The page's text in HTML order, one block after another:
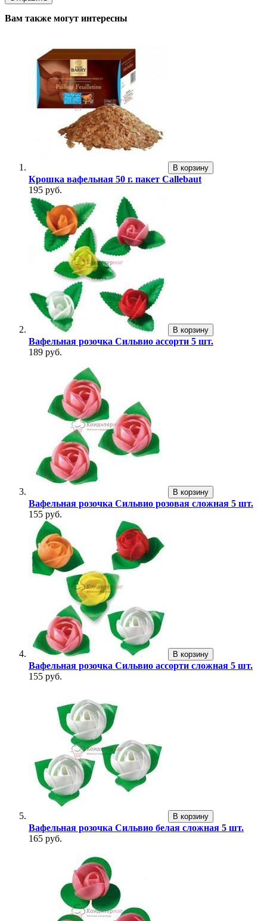
Вам также могут интересны
В корзину
Крошка вафельная 50 г. пакет Callebaut
195 руб.
В корзину
Вафельная розочка Сильвио ассорти 5 шт.
189 руб.
В корзину
Вафельная розочка Сильвио розовая сложная 5 шт.
155 руб.
В корзину
Вафельная розочка Сильвио ассорти сложная 5 шт.
155 руб.
В корзину
Вафельная розочка Сильвио белая сложная 5 шт.
165 руб.